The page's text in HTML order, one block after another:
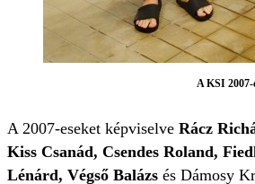
A KSI
A 2007-eseket képviselve Rácz
Kiss Csanád, Csendes Roland,
Lénárd, Végső Balázs és Dámosy